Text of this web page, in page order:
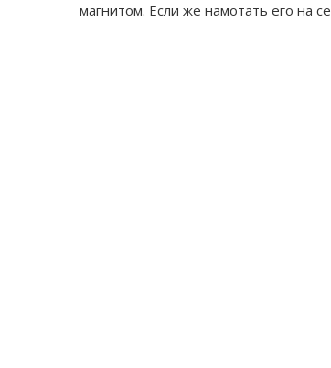
магнитом. Если же намотать его на